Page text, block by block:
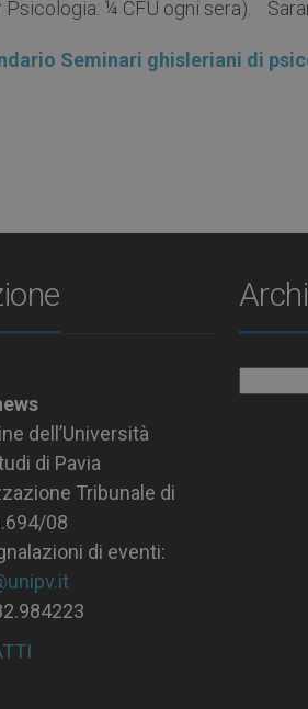
Psicologia: ¼ CFU ogni sera).
Seminari ghisleriani di
dell’Università
di Pavia
Tribunale di
08
di eventi: